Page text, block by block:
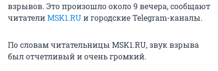
взрывов. Это произошло около 9 вечера, сообщают
читателиMSK1.RUи городские Telegram-каналы.
По словам читательницы MSK1.RU, звук взрыва
был отчетливый и очень громкий.